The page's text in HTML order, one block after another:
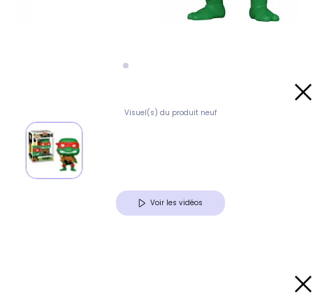
Visuel(s) du produit neuf
Voir les vidéos